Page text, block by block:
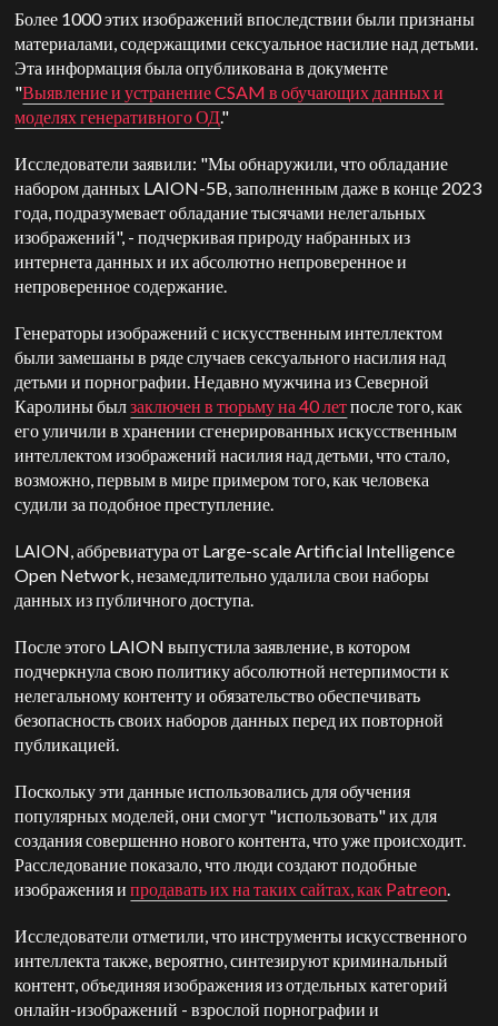
Более 1000 этих изображений впоследствии были признаны
материалами, содержащими сексуальное насилие над детьми.
Эта информация была опубликована в документе
"Выявление и устранение CSAM в обучающих данных и
моделях генеративного ОД."
Исследователи заявили: "Мы обнаружили, что обладание
набором данных LAION-5B, заполненным даже в конце 2023
года, подразумевает обладание тысячами нелегальных
изображений", - подчеркивая природу набранных из
интернета данных и их абсолютно непроверенное и
непроверенное содержание.
Генераторы изображений с искусственным интеллектом
были замешаны в ряде случаев сексуального насилия над
детьми и порнографии. Недавно мужчина из Северной
Каролины былзаключен в тюрьму на 40 летпосле того, как
его уличили в хранении сгенерированных искусственным
интеллектом изображений насилия над детьми, что стало,
возможно, первым в мире примером того, как человека
судили за подобное преступление.
LAION, аббревиатура от Large-scale Artificial Intelligence
Open Network, незамедлительно удалила свои наборы
данных из публичного доступа.
После этого LAION выпустила заявление, в котором
подчеркнула свою политику абсолютной нетерпимости к
нелегальному контенту и обязательство обеспечивать
безопасность своих наборов данных перед их повторной
публикацией.
Поскольку эти данные использовались для обучения
популярных моделей, они смогут "использовать" их для
создания совершенно нового контента, что уже происходит.
Расследование показало, что люди создают подобные
изображения ипродавать их на таких сайтах, как Patreon.
Исследователи отметили, что инструменты искусственного
интеллекта также, вероятно, синтезируют криминальный
контент, объединяя изображения из отдельных категорий
онлайн-изображений - взрослой порнографии и